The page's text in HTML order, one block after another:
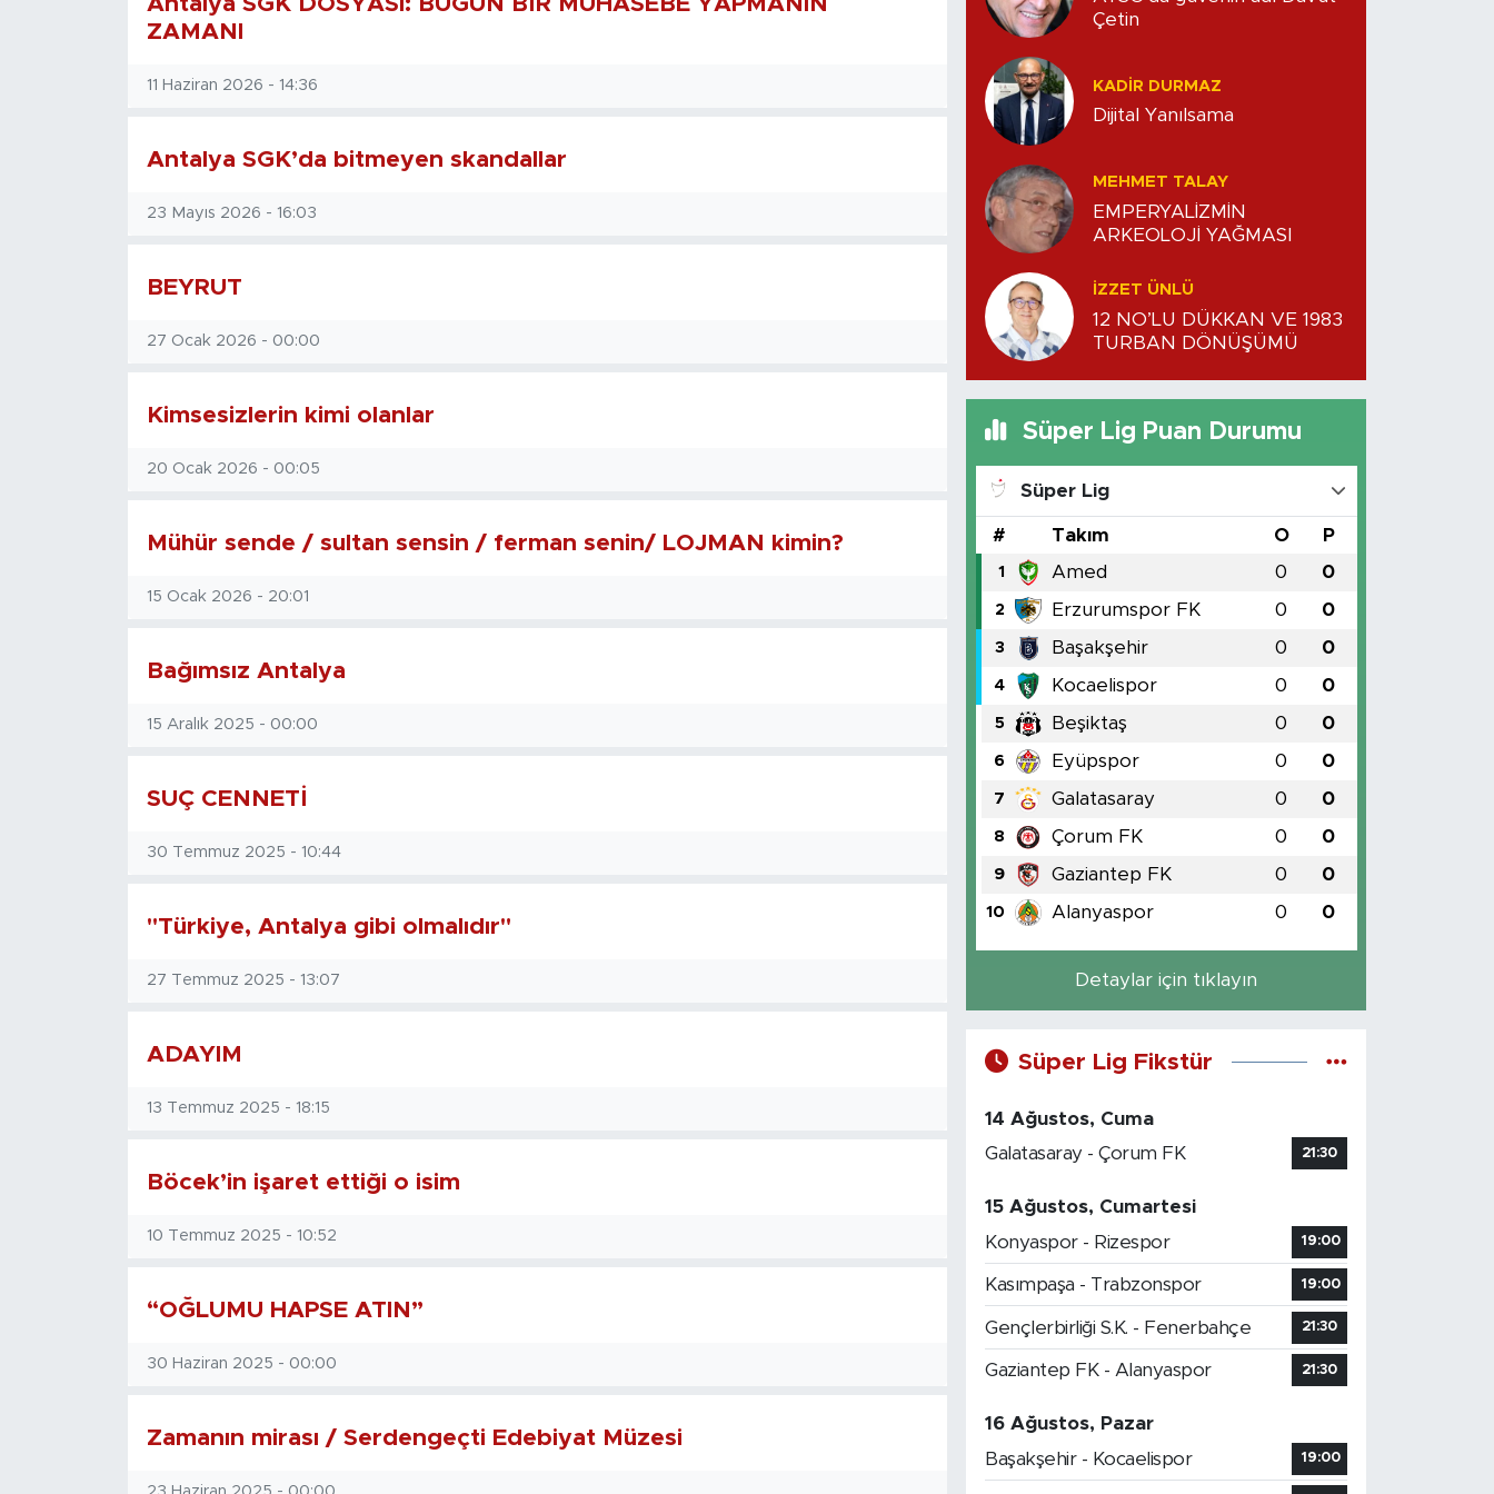
ZAMANI
11 Haziran 2026 - 14:36
Antalya SGK’da bitmeyen skandallar
23 Mayıs 2026 - 16:03
BEYRUT
27 Ocak 2026 - 00:00
Kimsesizlerin kimi olanlar
20 Ocak 2026 - 00:05
Mühür sende / sultan sensin / ferman senin/ LOJMAN kimin?
15 Ocak 2026 - 20:01
Bağımsız Antalya
15 Aralık 2025 - 00:00
SUÇ CENNETİ
30 Temmuz 2025 - 10:44
"Türkiye, Antalya gibi olmalıdır"
27 Temmuz 2025 - 13:07
ADAYIM
13 Temmuz 2025 - 18:15
Böcek’in işaret ettiği o isim
10 Temmuz 2025 - 10:52
“OĞLUMU HAPSE ATIN”
30 Haziran 2025 - 00:00
Zamanın mirası / Serdengeçti Edebiyat Müzesi
Çetin
KADIR DURMAZ
Dijital Yanılsama
MEHMET TALAY
EMPERYALİZMİN
ARKEOLOJİ YAĞMASI
İZZET ÜNLÜ
12 NO’LU DÜKKAN VE 1983
TURBAN DÖNÜŞÜMÜ
Süper Lig Puan Durumu
Süper Lig
# Takım O P
1 Amed 0 0
2 Erzurumspor FK 0 0
3 Başakşehir 0 0
4 Kocaelispor 0 0
5 Beşiktaş 0 0
6 Eyüpspor 0 0
7 Galatasaray 0 0
8 Çorum FK 0 0
9 Gaziantep FK 0 0
10 Alanyaspor 0 0
Detaylar için tıklayın
Süper Lig Fikstür
14 Ağustos, Cuma
Galatasaray - Çorum FK
21:30
15 Ağustos, Cumartesi
Konyaspor - Rizespor
19:00
Kasımpaşa - Trabzonspor 19:00
Gençlerbirliği S.K. - Fenerbahçe 21:30
Gaziantep FK - Alanyaspor 21:30
16 Ağustos, Pazar
Başakşehir - Kocaelispor
19:00
Özel Haber
Resmi İlanlar